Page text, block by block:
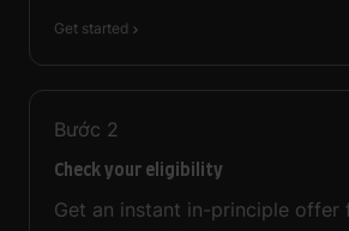
Get started
Bước 2
Check your eligibility
Get an instant in-principle offer